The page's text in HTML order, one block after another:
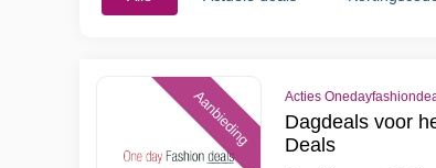
Aanbieding Acties
Dagdeals voor
Deals